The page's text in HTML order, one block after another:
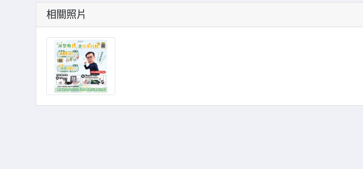
相關照片